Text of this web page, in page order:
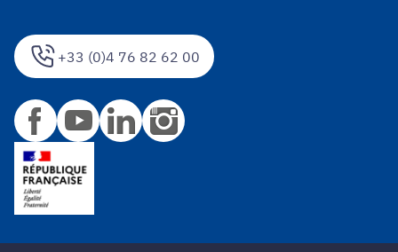
+33 (0)4 76 82 62 00